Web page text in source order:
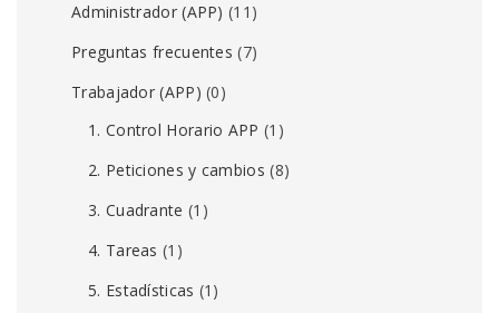
Administrador (APP) (11)
Preguntas frecuentes (7)
Trabajador (APP) (0)
1. Control Horario APP (1)
2. Peticiones y cambios (8)
3. Cuadrante (1)
4. Tareas (1)
5. Estadísticas (1)